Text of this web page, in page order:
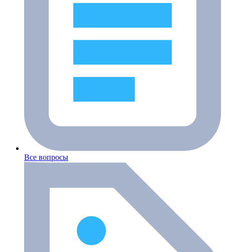
Все вопросы